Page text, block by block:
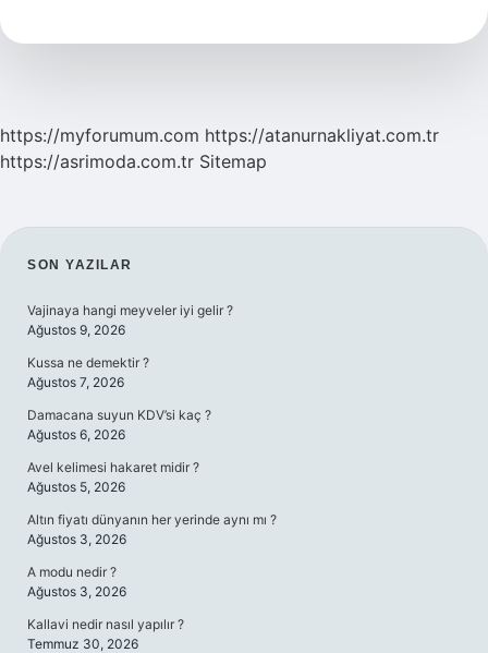
Mı
https://myforumum.com https://atanurnakliyat.com.tr
https://asrimoda.com.tr Sitemap
SIDEBAR
SON YAZILAR
Vajinaya hangi meyveler iyi gelir ?
Ağustos 9, 2026
Kussa ne demektir ?
Ağustos 7, 2026
Damacana suyun KDV’si kaç ?
Ağustos 6, 2026
Avel kelimesi hakaret midir ?
Ağustos 5, 2026
Altın fiyatı dünyanın her yerinde aynı mı ?
Ağustos 3, 2026
A modu nedir ?
Ağustos 3, 2026
Kallavi nedir nasıl yapılır ?
Temmuz 30, 2026